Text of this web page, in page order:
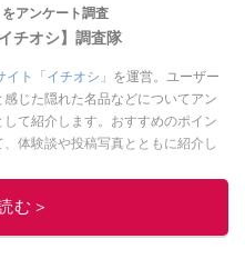
アンケート調査
チオシ】調査隊
イト「イチオシ」 を運営。ユーザー
じた隠れた名品などについてアン
て紹介します。おすすめのポイン
体験談や投稿写真とともに紹介し
チオシストの他の記事を読む
む＞